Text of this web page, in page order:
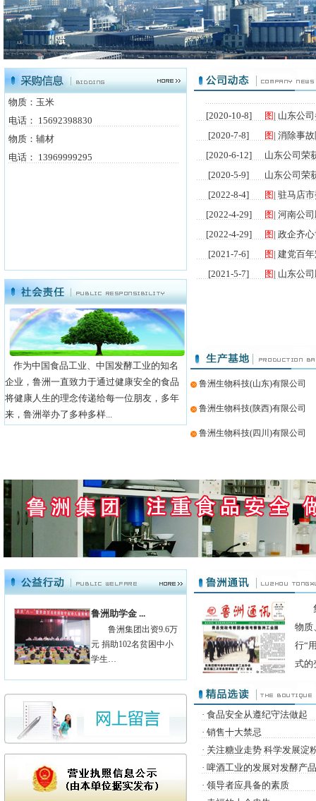
物质： 玉米
电话： 15692398830
物质： 辅材
电话： 13969999295
作为中国食品工业、中国发酵工业的知名
企业，鲁洲一直致力于通过健康安全的食品
将健康人生的理念传递给每一位朋友，多年
来，鲁洲举办了多种多样...
[2021-7-6]
图|建党百
[2021-5-7]
山东公
[2021-3-8]
图|集团董
[2021-1-7]
[2020-12-14]
图|鲁洲集
[2020-10-8]
图| 山东公
[2020-7-8]
图| 消除事
[2020-6-12]
山东公司荣
[2020-5-9]
山东公司荣
[2022-8-4]
图| 驻马店
[2022-4-29]
图| 河南公
[2022-4-29]
图| 政企齐
[2021-7-6]
图| 建党百
[2021-5-7]
图| 山东公
[2020-7-8]
图|消除事
[2020-6-12]
山东公司荣
[2020-5-9]
山东公司荣
鲁洲生物科技(山东)有限公司
鲁洲生物科技(陕西)有限公司
鲁洲生物科技(四川)有限公司
鲁洲助学金 ...
鲁洲集团出资9.6万
元 捐助102名贫困中小
学生…
物质
行“
式的
· 食品安全从遵纪守法做起
· 销售十大禁忌
· 关注糖业走势 科学发展淀
· 啤酒工业的发展对发酵产
· 领导者应具备的素质